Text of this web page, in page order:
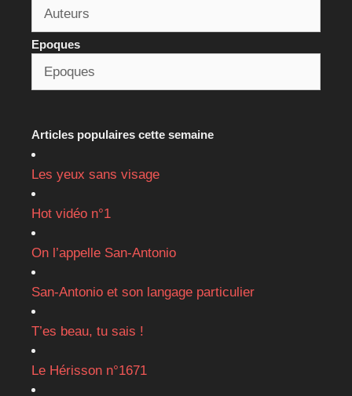
Epoques
Articles populaires cette semaine
Les yeux sans visage
Hot vidéo n°1
On l’appelle San-Antonio
San-Antonio et son langage particulier
T’es beau, tu sais !
Le Hérisson n°1671